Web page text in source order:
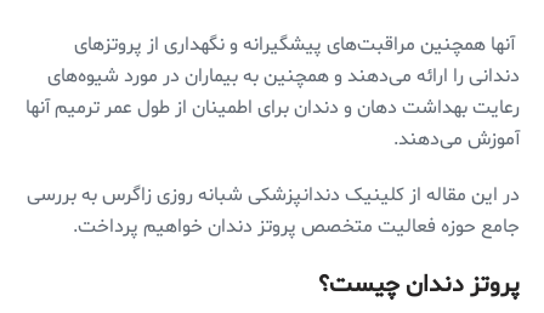
آنها همچنین مراقبت‌های پیشگیرانه و نگهداری از پروتزهای
دندانی را ارائه می‌دهند و همچنین به بیماران در مورد شیوه‌های
رعایت بهداشت دهان و دندان برای اطمینان از طول عمر ترمیم آنها
آموزش می‌دهند.
در این مقاله از کلینیک دندانپزشکی شبانه روزی زاگرس به بررسی
جامع حوزه فعالیت متخصص پروتز دندان خواهیم پرداخت.
پروتز دندان چیست؟